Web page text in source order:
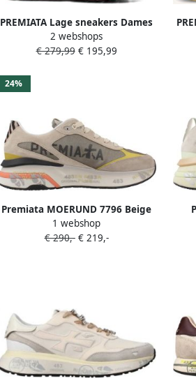
PREMIATA Lage sneakers Dames
Mase-d Maat: 40 Materiaal:
Suède Kleur: Taupe
2 webshops
€ 279,99€ 195,99
24%
Premiata MOERUND 7796 Beige
1 webshop
€ 290,-€ 219,-